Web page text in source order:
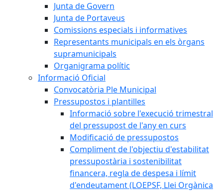
Junta de Govern
Junta de Portaveus
Comissions especials i informatives
Representants municipals en els òrgans
supramunicipals
Organigrama polític
Informació Oficial
Convocatòria Ple Municipal
Pressupostos i plantilles
Informació sobre l'execució trimestral
del pressupost de l'any en curs
Modificació de pressupostos
Compliment de l'objectiu d'estabilitat
pressupostària i sostenibilitat
financera, regla de despesa i límit
d'endeutament (LOEPSF, Llei Orgànica